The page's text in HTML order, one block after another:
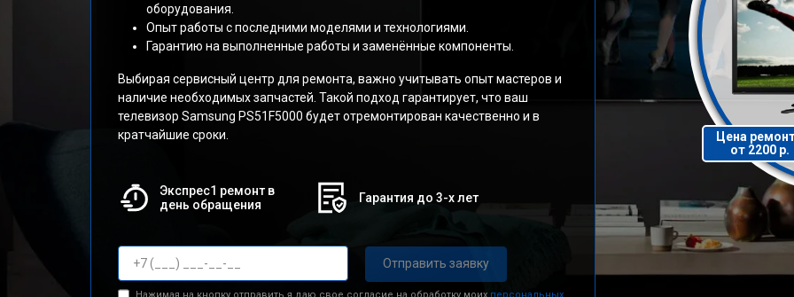
оборудования.
Опыт работы с последними моделями и технологиями.
Гарантию на выполненные работы и заменённые компоненты.
Выбирая сервисный центр для ремонта, важно учитывать опыт мастеров и
наличие необходимых запчастей. Такой подход гарантирует, что ваш
телевизор Samsung PS51F5000 будет отремонтирован качественно и в
кратчайшие сроки.
Экспрес1 ремонт в
день обращения
Гарантия до 3-х лет
Отправить заявку
Нажимая на кнопку отправить я даю свое согласие на обработку моих персональных
Цена
от 2200 р.